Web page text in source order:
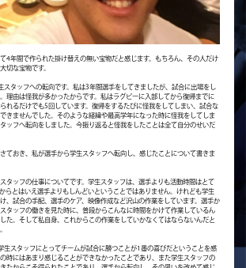
4年間で作られた掛け替えの無い宝物だと感じます。もちろん、その人だけ
切な宝物です。
スタッフへの転向です。私は3年間選手をしてきましたが、試合に出場をし
理由は怪我が多かったからです。私はラグビーに入部してから復帰までに
れるだけでも5回しています。復帰をするたびに怪我をしてしまい、試合な
きませんでした。そのような経緯や最高学年になった時に怪我をしてしま
ッフへ転向をしました。今振り返ると怪我をしたことは全て自分のせいだ
ておき、私が選手から学生スタッフへ転向し、感じたことについて書きま
タッフの仕事についてです。学生スタッフは、選手よりも活動時間はとて
らとはいえ選手よりもしんどいということではありません。けれども学生
、試合の手配、選手のケア、映像作成など沢山の作業をしています。選手か
タッフの働きを見た時に、普段からこんなに時間をかけて作業しているん
た。そして私自身、これからこの作業をしていかなくてはならないんだと
生スタッフにとってチームが試合に勝つことが1番の喜びだということを感
時にはあまり感じることができなかったことであり、また学生スタッフの